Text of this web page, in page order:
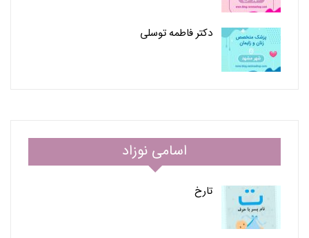
دکتر فاطمه توسلی
اسامی نوزاد
تارخ